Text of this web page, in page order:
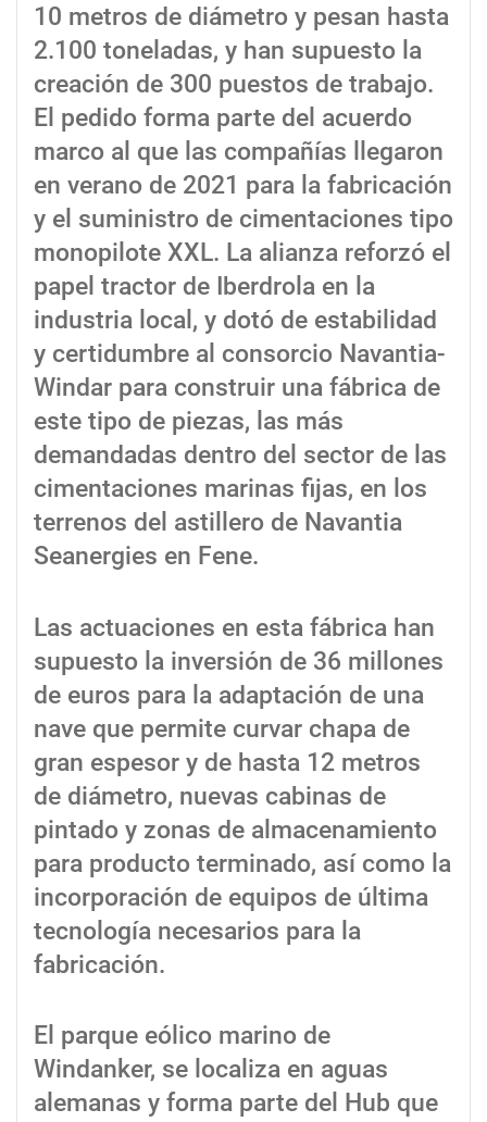
10 metros de diámetro y pesan hasta
2.100 toneladas, y han supuesto la
creación de 300 puestos de trabajo.
El pedido forma parte del acuerdo
marco al que las compañías llegaron
en verano de 2021 para la fabricación
y el suministro de cimentaciones tipo
monopilote XXL. La alianza reforzó el
papel tractor de Iberdrola en la
industria local, y dotó de estabilidad
y certidumbre al consorcio Navantia-
Windar para construir una fábrica de
este tipo de piezas, las más
demandadas dentro del sector de las
cimentaciones marinas fijas, en los
terrenos del astillero de Navantia
Seanergies en Fene.
Las actuaciones en esta fábrica han
supuesto la inversión de 36 millones
de euros para la adaptación de una
nave que permite curvar chapa de
gran espesor y de hasta 12 metros
de diámetro, nuevas cabinas de
pintado y zonas de almacenamiento
para producto terminado, así como la
incorporación de equipos de última
tecnología necesarios para la
fabricación.
El parque eólico marino de
Windanker, se localiza en aguas
alemanas y forma parte del Hub que